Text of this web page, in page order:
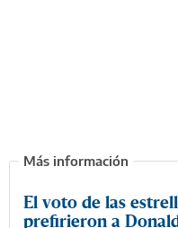
El voto de las
prefirieron a